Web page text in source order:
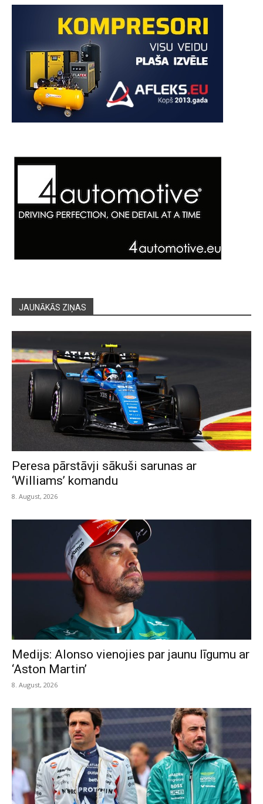
JAUNĀKĀS ZIŅAS
Peresa pārstāvji sākuši sarunas ar
‘Williams’ komandu
8. August, 2026
Medijs: Alonso vienojies par jaunu līgumu ar
‘Aston Martin’
8. August, 2026